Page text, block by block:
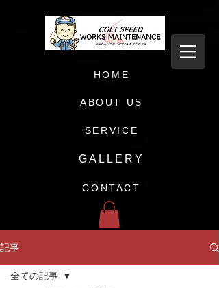
HOME
ABOUT US
SERVICE
GALLERY
CONTACT
記事
全ての記事